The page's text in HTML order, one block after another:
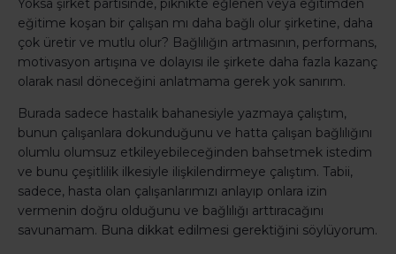
Yoksa şirket partisinde, piknikte eğlenen veya eğitimden
eğitime koşan bir çalışan mı daha bağlı olur şirketine, daha
çok üretir ve mutlu olur? Bağlılığın artmasının, performans,
motivasyon artışına ve dolayısı ile şirkete daha fazla kazanç
olarak nasıl döneceğini anlatmama gerek yok sanırım.
Burada sadece hastalık bahanesiyle yazmaya çalıştım,
bunun çalışanlara dokunduğunu ve hatta çalışan bağlılığını
olumlu olumsuz etkileyebileceğinden bahsetmek istedim
ve bunu çeşitlilik ilkesiyle ilişkilendirmeye çalıştım. Tabii,
sadece, hasta olan çalışanlarımızı anlayıp onlara izin
vermenin doğru olduğunu ve bağlılığı arttıracağını
savunamam. Buna dikkat edilmesi gerektiğini söylüyorum.